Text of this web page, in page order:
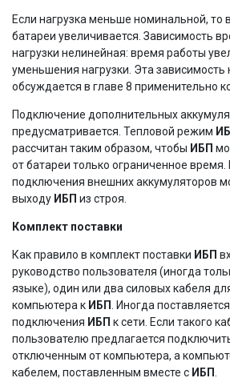
Если нагрузка меньше номинальной, то
батареи увеличивается. Зависимость
нагрузки нелинейная: время работы
уменьшения нагрузки. Эта зависимость
обсуждается в главе 8 применительно
Подключение дополнительных
предусматривается. Тепловой режим
рассчитан таким образом, чтобы ИБП
от батареи только ограниченное время.
подключения внешних аккумуляторов
выходу ИБП из строя.
Комплект поставки
Как правило в комплект поставки ИБП
руководство пользователя (иногда
языке), один или два силовых кабеля
компьютера к ИБП
. Иногда
подключения ИБП к сети. Если такого
пользователю предлагается
отключенным от компьютера, а
кабелем, поставленным вместе с ИБП